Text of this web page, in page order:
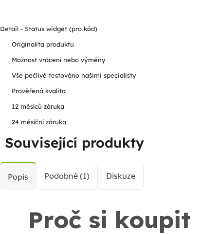
Detail - Status widget (pro kód)
Originalita produktu
Možnost vrácení nebo výměny
Vše pečlivě testováno našimi specialisty
Prověřená kvalita
12 měsíců záruka
24 měsíční záruka
Související produkty
Popis Podobné (1) Diskuze
Proč si koupit